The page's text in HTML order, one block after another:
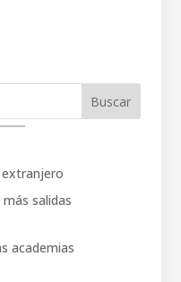
Buscar
extranjero
salidas
academias